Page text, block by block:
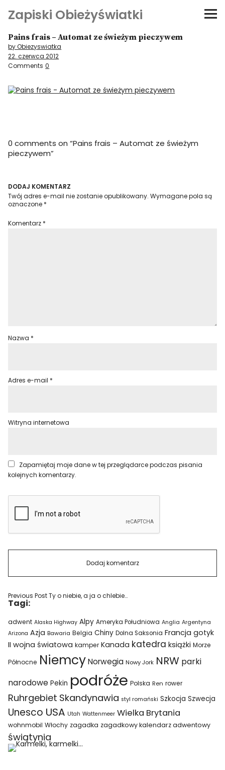
Zapiski Obieżyświatki
Podróże
Kultura i sztuka
Kątem oka
Niezwyczajne ściany
Pains frais – Automat ze świeżym pieczywem
by Obiezyswiatka
22. czerwca 2012
Comments 0
0 comments on “Pains frais – Automat ze świeżym
pieczywem”
DODAJ KOMENTARZ
Twój adres e-mail nie zostanie opublikowany. Wymagane pola są
oznaczone *
Komentarz *
Nazwa *
Adres e-mail *
Witryna internetowa
Zapamiętaj moje dane w tej przeglądarce podczas pisania
kolejnych komentarzy.
Previous PostTy o niebie, a ja o chlebie…
Tagi:
adwent Alaska Highway Alpy Ameryka Południowa Anglia Argentyna
Arizona Azja Bawaria Belgia Chiny Dolna Saksonia Francja gotyk
II wojna światowa kamper Kanada katedra książki Morze
Północne Niemcy Norwegia Nowy Jork NRW parki
narodowe Pekin podróże Polska Ren rower
Ruhrgebiet Skandynawia styl romański Szkocja Szwecja
Unesco USA Utah Wattenmeer Wielka Brytania
wohnmobil Włochy zagadka zagadkowy kalendarz adwentowy
świątynia